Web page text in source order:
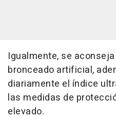
Igualmente, se
bronceado artificial,
diariamente el índice
las medidas de
elevado.